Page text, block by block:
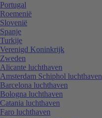
Portugal
Roemenië
Slovenië
Spanje
Turkije
Verenigd Koninkrijk
Zweden
Alicante luchthaven
Amsterdam Schiphol luchthaven
Barcelona luchthaven
Bologna luchthaven
Catania luchthaven
Faro luchthaven